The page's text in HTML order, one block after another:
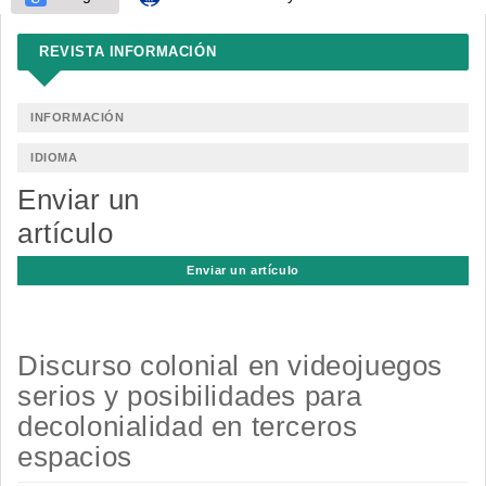
REVISTA INFORMACIÓN
INFORMACIÓN
IDIOMA
Enviar un
artículo
Enviar un artículo
Discurso colonial en videojuegos
serios y posibilidades para
decolonialidad en terceros
espacios